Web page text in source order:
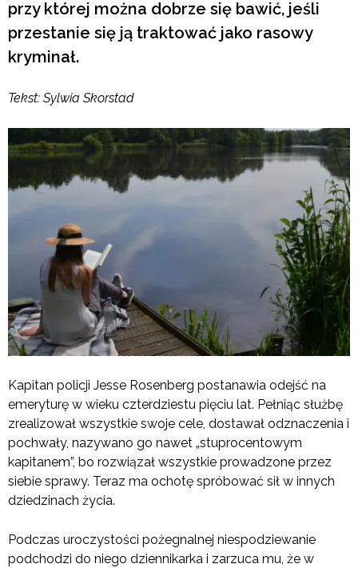
przy której można dobrze się bawić, jeśli
przestanie się ją traktować jako rasowy
kryminał.
Tekst: Sylwia Skorstad
Kapitan policji Jesse Rosenberg postanawia odejść na
emeryturę w wieku czterdziestu pięciu lat. Pełniąc służbę
zrealizował wszystkie swoje cele, dostawał odznaczenia i
pochwały, nazywano go nawet „stuprocentowym
kapitanem”, bo rozwiązał wszystkie prowadzone przez
siebie sprawy. Teraz ma ochotę spróbować sił w innych
dziedzinach życia.
Podczas uroczystości pożegnalnej niespodziewanie
podchodzi do niego dziennikarka i zarzuca mu, że w